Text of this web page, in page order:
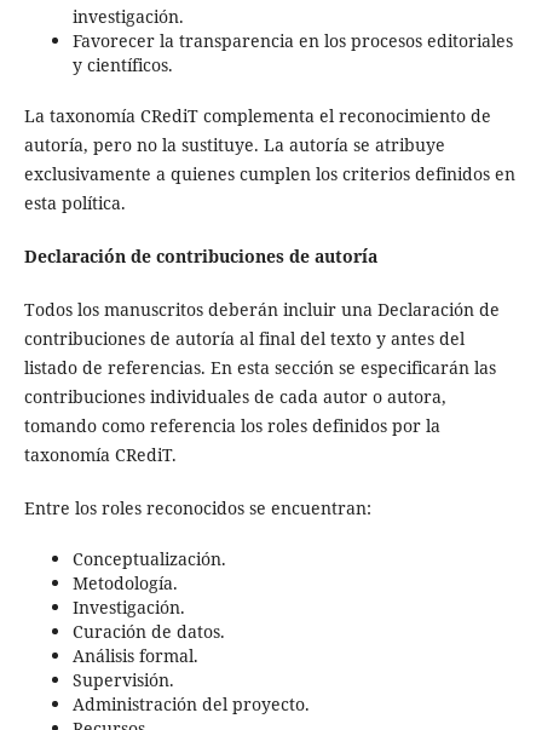
investigación.
Favorecer la transparencia en los procesos editoriales
y científicos.
La taxonomía CRediT complementa el reconocimiento de
autoría, pero no la sustituye. La autoría se atribuye
exclusivamente a quienes cumplen los criterios definidos en
esta política.
Declaración de contribuciones de autoría
Todos los manuscritos deberán incluir una Declaración de
contribuciones de autoría al final del texto y antes del
listado de referencias. En esta sección se especificarán las
contribuciones individuales de cada autor o autora,
tomando como referencia los roles definidos por la
taxonomía CRediT.
Entre los roles reconocidos se encuentran:
Conceptualización.
Metodología.
Investigación.
Curación de datos.
Análisis formal.
Supervisión.
Administración del proyecto.